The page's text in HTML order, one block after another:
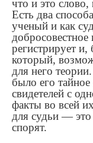
что и это
Есть два
ученый и как
регистрирует
который,
для него
было его
свидетелей с
факты во всей
для судьи — это
спорят.